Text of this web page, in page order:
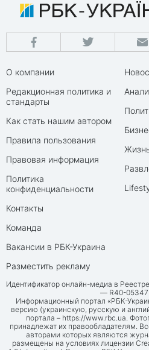
О компании
Редакционная политика и
стандарты
Как стать нашим автором
Правила пользования
Правовая информация
Политика
конфиденциальности
Контакты
Команда
Вакансии в РБК-Украина
Разместить рекламу
Идентификатор онлайн-медиа в
— R40-05347
Информационный портал «РБК-
версию (украинскую, русскую и
портала – https://www.rbc.ua.
принадлежат их правообладателям.
авторами которых являются
размещены на условиях лицензии